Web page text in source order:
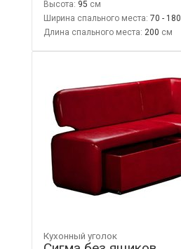
Высота: 95
Ширина спального места: 70 - 180
Длина спального места: 200
Кухонный уголок